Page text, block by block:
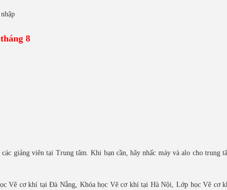
8
các giảng viên tại Trung tâm. Khi bạn cần, hãy nhấc máy và alo cho trung
Vẽ cơ khí tại Đà Nẵng, Khóa học Vẽ cơ khí tại Hà Nội, Lớp học Vẽ cơ